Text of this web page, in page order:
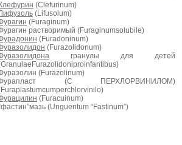
Клефурин (Clefurinum)
(Lifusolum)
(Furaginum)
растворимый (Furaginumsolubile)
(Furadoninum)
(Furazolidonum)
гранулы для детей
(Furazolinum)
(С ПЕРХЛОРВИНИЛОМ)
(Furacuinum)
(Unguentum “Fastinum”)